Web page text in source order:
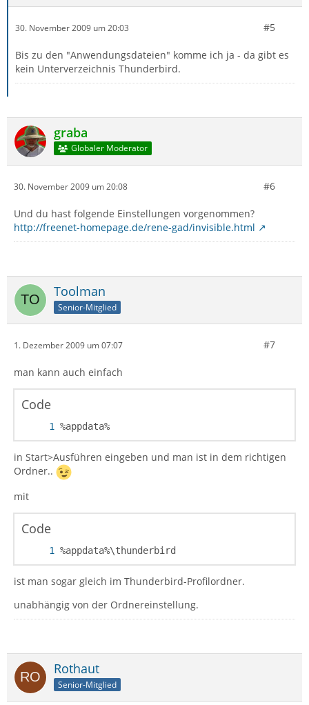
30. November 2009 um 20:03 #5
Bis zu den "Anwendungsdateien" komme ich ja - da gibt es
kein Unterverzeichnis Thunderbird.
graba
Globaler Moderator
30. November 2009 um 20:08 #6
Und du hast folgende Einstellungen vorgenommen?
http://freenet-homepage.de/rene-gad/invisible.html
Toolman
Senior-Mitglied
1. Dezember 2009 um 07:07 #7
man kann auch einfach
Code
%appdata%
in Start>Ausführen eingeben und man ist in dem richtigen
Ordner..
mit
Code
%appdata%\thunderbird
ist man sogar gleich im Thunderbird-Profilordner.
unabhängig von der Ordnereinstellung.
Rothaut
Senior-Mitglied